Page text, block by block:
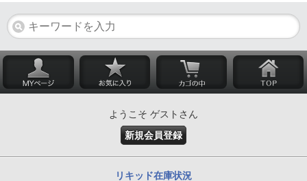
ようこそ ゲストさん
新規会員登録
リキッド在庫状況